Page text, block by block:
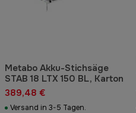
Metabo Akku-Stichsäge
STAB 18 LTX 150 BL, Karton
389,48 €
Versand in 3-5 Tagen.